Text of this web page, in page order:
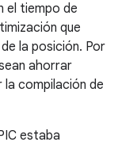
el tiempo de
que
la posición. Por
ahorrar
la compilación de
estaba